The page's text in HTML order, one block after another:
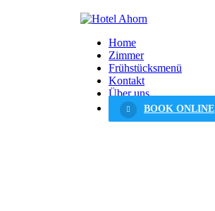
Home
Zimmer
Frühstücksmenü
Kontakt
Über uns
BOOK ONLINE